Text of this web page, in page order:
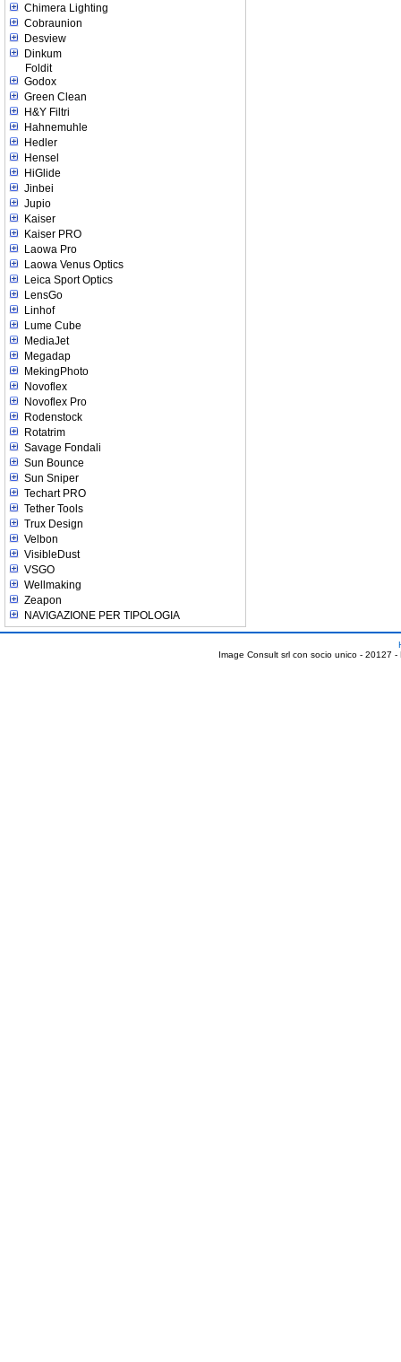
Chimera Lighting
Cobraunion
Desview
Dinkum
Foldit
Godox
Green Clean
H&Y Filtri
Hahnemuhle
Hedler
Hensel
HiGlide
Jinbei
Jupio
Kaiser
Kaiser PRO
Laowa Pro
Laowa Venus Optics
Leica Sport Optics
LensGo
Linhof
Lume Cube
MediaJet
Megadap
MekingPhoto
Novoflex
Novoflex Pro
Rodenstock
Rotatrim
Savage Fondali
Sun Bounce
Sun Sniper
Techart PRO
Tether Tools
Trux Design
Velbon
VisibleDust
VSGO
Wellmaking
Zeapon
NAVIGAZIONE PER TIPOLOGIA
Image Consult srl con socio unico - 20127